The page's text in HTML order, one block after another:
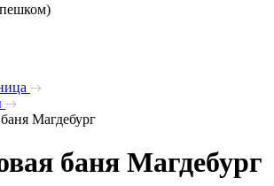
Магдебург
баня Магдебург